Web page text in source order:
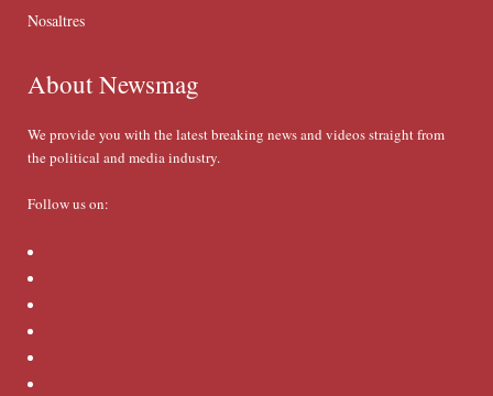
Nosaltres
About Newsmag
We provide you with the latest breaking news and videos straight from
the political and media industry.
Follow us on: